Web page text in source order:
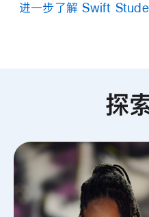
进一步了解 Swift
探